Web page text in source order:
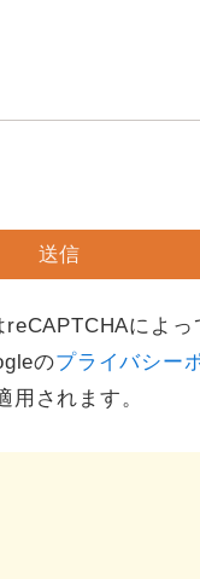
送信
reCAPTCHAによっ
のプライバシー
用されます。